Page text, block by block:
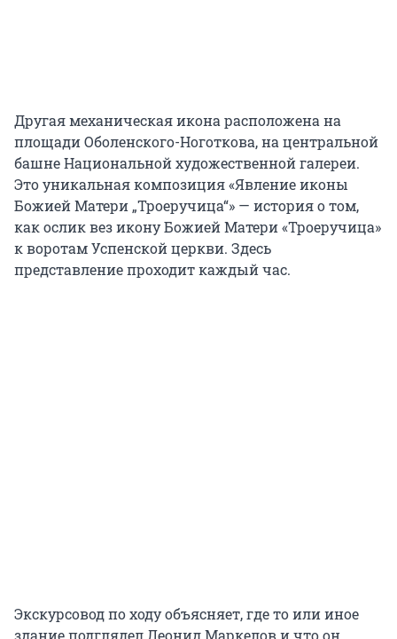
Другая механическая икона расположена на
площади Оболенского-Ноготкова, на центральной
башне Национальной художественной галереи.
Это уникальная композиция «Явление иконы
Божией Матери „Троеручица“» — история о том,
как ослик вез икону Божией Матери «Троеручица»
к воротам Успенской церкви. Здесь
представление проходит каждый час.
Экскурсовод по ходу объясняет, гдетоили иное